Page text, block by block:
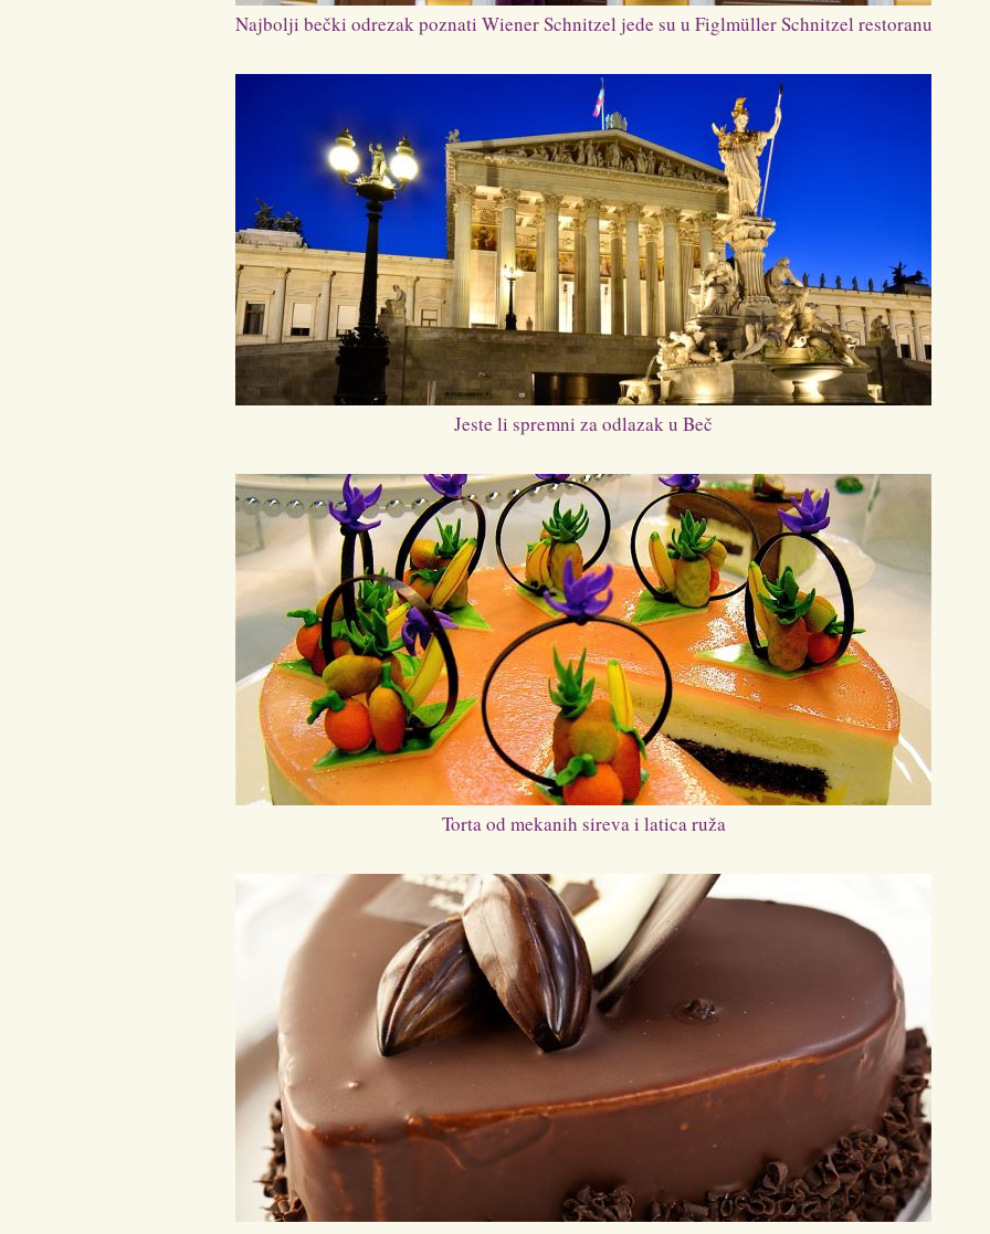
Najbolji bečki odrezak poznati Wiener Schnitzel jede su u Figlmüller Schnitzel restoranu
Jeste li spremni za odlazak u Beč
Torta od mekanih sireva i latica ruža